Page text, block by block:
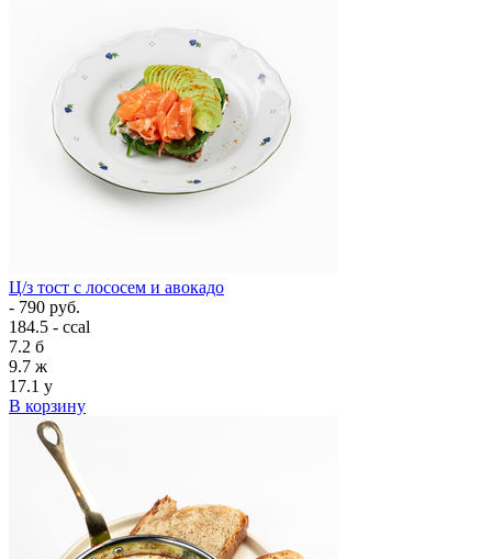
Ц/з тост с лососем и авокадо
- 790 руб.
184.5 - ccal
7.2 б
9.7 ж
17.1 у
В корзину